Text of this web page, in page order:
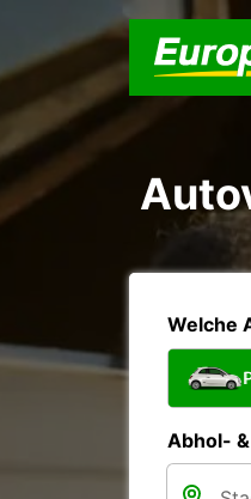
Welche
Abhol-